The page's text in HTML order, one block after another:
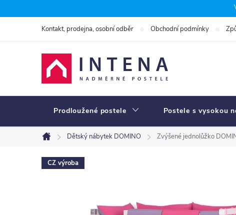
na
Kontakt, prodejna, osobní odběr Obchodní podmínky
Prodloužené postele Postele s vysokou
Domů
Dětský nábytek DOMINO Zvýšené jednolůžko
CZ výroba